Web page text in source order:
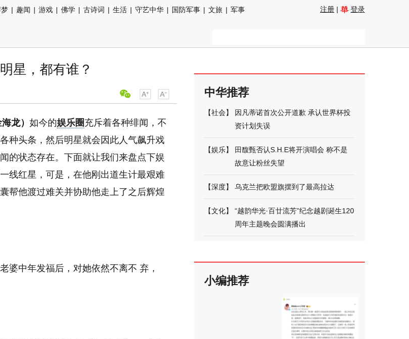
| 趣闻 | 游戏 | 佛学 | 古诗词 | 生活 | 守艺中华 | 国防军事 | 文旅 | 军事
注册 | 登录
星，都有谁？
龙） 如今的娱乐圈充斥着各种绯闻，不
种头条，然后明星就会因此人气飙升戏
的状态存在。下面就让我们来盘点下娱
线红星，可是，在他刚出道生计最艰难
帮他渡过难关并协助他走上了之后辉煌
婆中年发福后，对她依然不离不 弃，
中华推荐
【社会】
因凡蒂诺首次公开道歉 承认世界杯投
资计划失误
【娱乐】
田馥甄否认S.H.E将开演唱会 称不是
故意让粉丝失望
【深度】 乌克兰把欧盟旗摆到了最高拉达
【文化】
“越韵华光·百廿流芳”纪念越剧诞生120
周年主题晚会圆满播出
小编推荐